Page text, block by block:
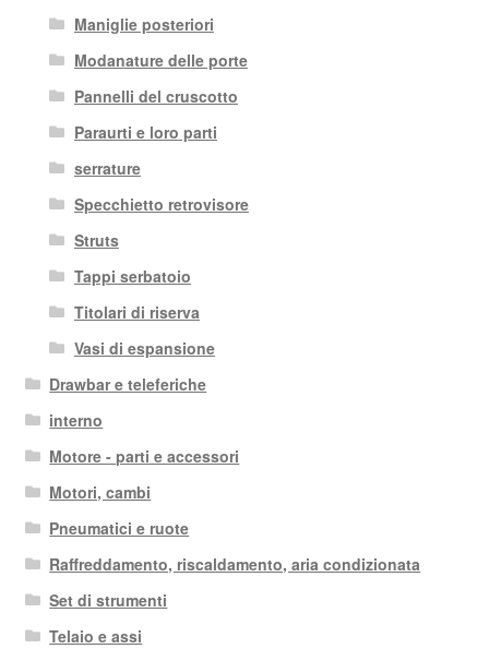
Maniglie posteriori
Modanature delle porte
Pannelli del cruscotto
Paraurti e loro parti
serrature
Specchietto retrovisore
Struts
Tappi serbatoio
Titolari di riserva
Vasi di espansione
Drawbar e teleferiche
interno
Motore - parti e accessori
Motori, cambi
Pneumatici e ruote
Raffreddamento, riscaldamento, aria condizionata
Set di strumenti
Telaio e assi